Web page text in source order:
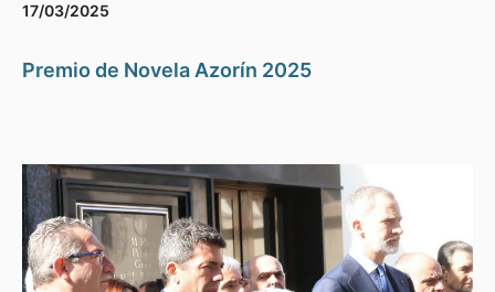
17/03/2025
Premio de Novela Azorín 2025